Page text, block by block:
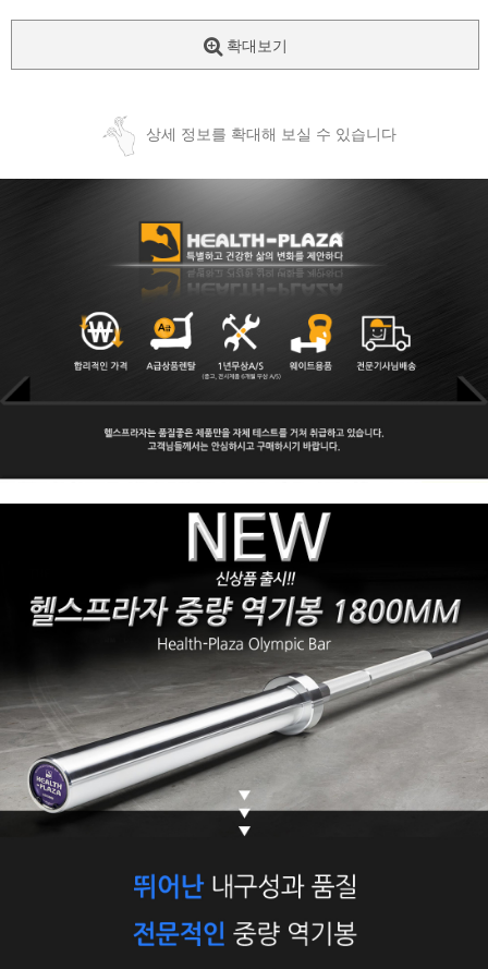
확대보기
상세 정보를 확대해 보실 수 있습니다